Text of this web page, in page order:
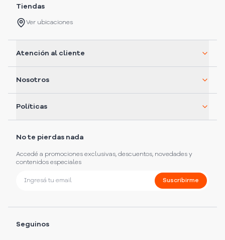
Tiendas
Ver ubicaciones
Atención al cliente
Nosotros
Políticas
No te pierdas nada
Accedé a promociones exclusivas, descuentos, novedades y
contenidos especiales
Suscribirme
Seguinos